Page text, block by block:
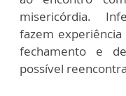
misericórdia.
fazem
fechamento e
possível